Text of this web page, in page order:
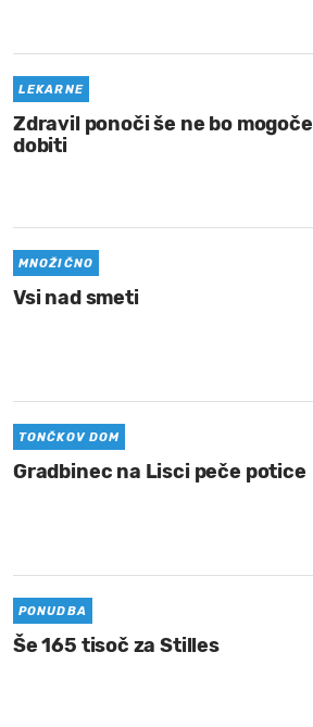
LEKARNE
Zdravil ponoči še ne bo mogoče
dobiti
MNOŽIČNO
Vsi nad smeti
TONČKOV DOM
Gradbinec na Lisci peče potice
PONUDBA
Še 165 tisoč za Stilles